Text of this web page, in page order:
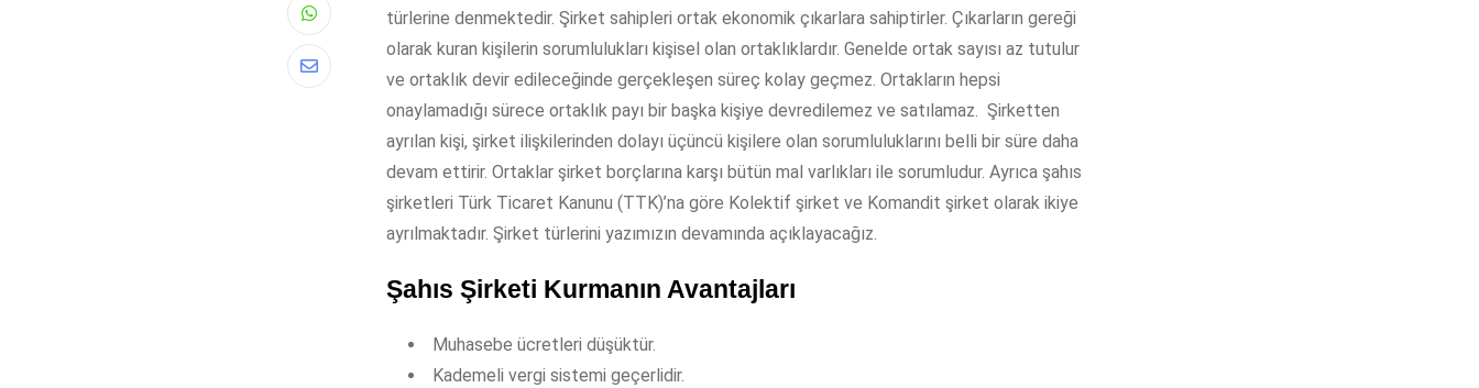
Whatsapp
Share
türlerine denmektedir. Şirket sahipleri ortak ekonomik çıkarlara sahiptirler. Çıkarların gereği
olarak kuran kişilerin sorumlulukları kişisel olan ortaklıklardır. Genelde ortak sayısı az tutulur
ve ortaklık devir edileceğinde gerçekleşen süreç kolay geçmez. Ortakların hepsi
onaylamadığı sürece ortaklık payı bir başka kişiye devredilemez ve satılamaz. Şirketten
ayrılan kişi, şirket ilişkilerinden dolayı üçüncü kişilere olan sorumluluklarını belli bir süre daha
devam ettirir. Ortaklar şirket borçlarına karşı bütün mal varlıkları ile sorumludur. Ayrıca şahıs
şirketleri Türk Ticaret Kanunu (TTK)’na göre Kolektif şirket ve Komandit şirket olarak ikiye
ayrılmaktadır. Şirket türlerini yazımızın devamında açıklayacağız.
Şahıs Şirketi Kurmanın Avantajları
Muhasebe ücretleri düşüktür.
Kademeli vergi sistemi geçerlidir.